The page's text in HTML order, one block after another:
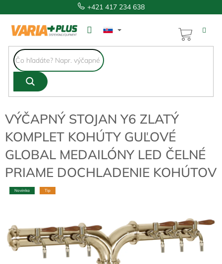
na
obsah
+421 417 234 638
KOŠÍK
VÝČAPNÝ STOJAN Y6 ZLATÝ
KOMPLET KOHÚTY GUĽOVÉ
GLOBAL MEDAILÓNY LED ČELNÉ
PRIAME DOCHLADENIE KOHÚTOV
Novinka Tip